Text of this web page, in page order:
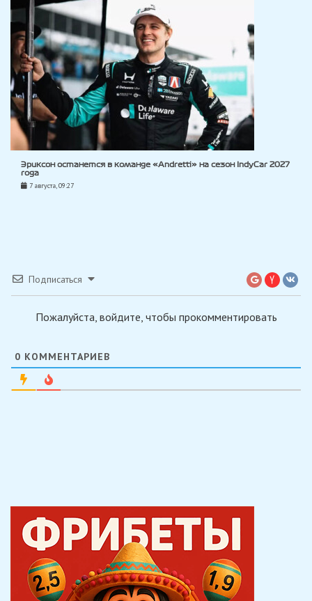
Эриксон останется в команде «Andretti» на сезон IndyCar 2027
года
7 августа, 09:27
Подписаться
Пожалуйста, войдите, чтобы прокомментировать
0 КОММЕНТАРИЕВ